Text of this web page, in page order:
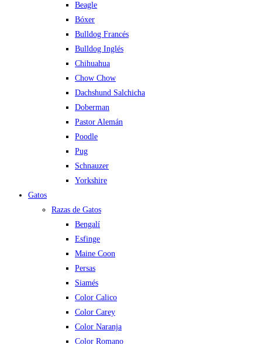
Beagle
Bóxer
Bulldog Francés
Bulldog Inglés
Chihuahua
Chow Chow
Dachshund Salchicha
Doberman
Pastor Alemán
Poodle
Pug
Schnauzer
Yorkshire
Gatos
Razas de Gatos
Bengalí
Esfinge
Maine Coon
Persas
Siamés
Color Calico
Color Carey
Color Naranja
Color Romano